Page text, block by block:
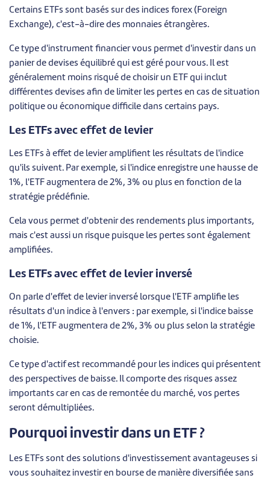
Certains ETFs sont basés sur des indices forex (Foreign
Exchange), c'est-à-dire des monnaies étrangères.
Ce type d'instrument financier vous permet d'investir dans un
panier de devises équilibré qui est géré pour vous. Il est
généralement moins risqué de choisir un ETF qui inclut
différentes devises afin de limiter les pertes en cas de situation
politique ou économique difficile dans certains pays.
Les ETFs avec effet de levier
Les ETFs à effet de levier amplifient les résultats de l'indice
qu'ils suivent. Par exemple, si l'indice enregistre une hausse de
1%, l'ETF augmentera de 2%, 3% ou plus en fonction de la
stratégie prédéfinie.
Cela vous permet d'obtenir des rendements plus importants,
mais c'est aussi un risque puisque les pertes sont également
amplifiées.
Les ETFs avec effet de levier inversé
On parle d'effet de levier inversé lorsque l'ETF amplifie les
résultats d'un indice à l'envers : par exemple, si l'indice baisse
de 1%, l'ETF augmentera de 2%, 3% ou plus selon la stratégie
choisie.
Ce type d'actif est recommandé pour les indices qui présentent
des perspectives de baisse. Il comporte des risques assez
importants car en cas de remontée du marché, vos pertes
seront démultipliées.
Pourquoi investir dans un ETF ?
Les ETFs sont des solutions d'investissement avantageuses si
vous souhaitez investir en bourse de manière diversifiée sans